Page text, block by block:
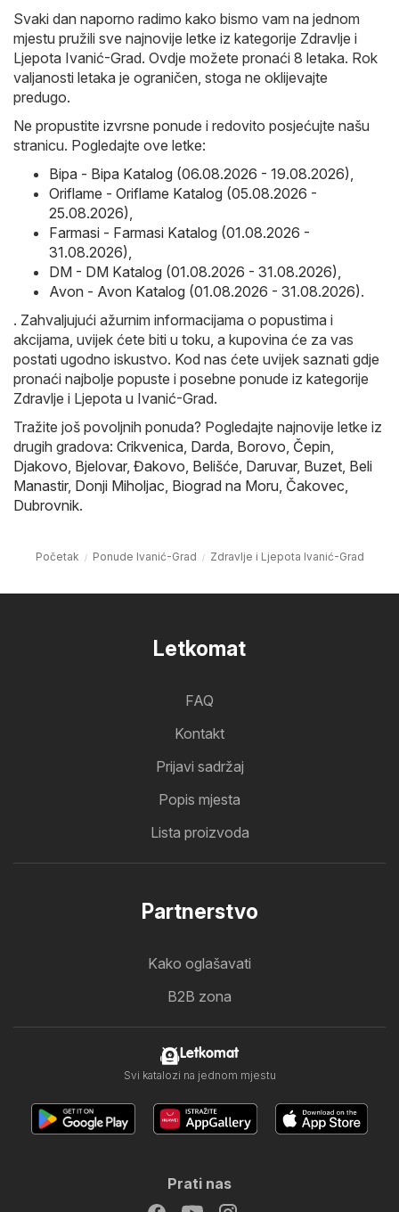
Svaki dan naporno radimo kako bismo vam na jednom
mjestu pružili sve najnovije letke iz kategorije Zdravlje i
Ljepota Ivanić-Grad. Ovdje možete pronaći 8 letaka. Rok
valjanosti letaka je ograničen, stoga ne oklijevajte
predugo.
Ne propustite izvrsne ponude i redovito posjećujte našu
stranicu. Pogledajte ove letke:
Bipa - Bipa Katalog (06.08.2026 - 19.08.2026)
Oriflame - Oriflame Katalog (05.08.2026 -
25.08.2026)
Farmasi - Farmasi Katalog (01.08.2026 -
31.08.2026)
DM - DM Katalog (01.08.2026 - 31.08.2026)
Avon - Avon Katalog (01.08.2026 - 31.08.2026).
. Zahvaljujući ažurnim informacijama o popustima i
akcijama, uvijek ćete biti u toku, a kupovina će za vas
postati ugodno iskustvo. Kod nas ćete uvijek saznati gdje
pronaći najbolje popuste i posebne ponude iz kategorije
Zdravlje i Ljepota u Ivanić-Grad.
Tražite još povoljnih ponuda? Pogledajte najnovije letke iz
drugih gradova: Crikvenica Darda Borovo Čepin
Djakovo Bjelovar, Đakovo Belišće Daruvar, Buzet Beli
Manastir, Donji Miholjac Biograd na Moru Čakovec
Dubrovnik.
Početak Ponude Ivanić-Grad Zdravlje i Ljepota Ivanić-Grad
Letkomat
FAQ
Kontakt
Prijavi sadržaj
Popis mjesta
Lista proizvoda
Partnerstvo
Kako oglašavati
B2B zona
Letkomat
Svi katalozi na jednom mjestu
Prati nas